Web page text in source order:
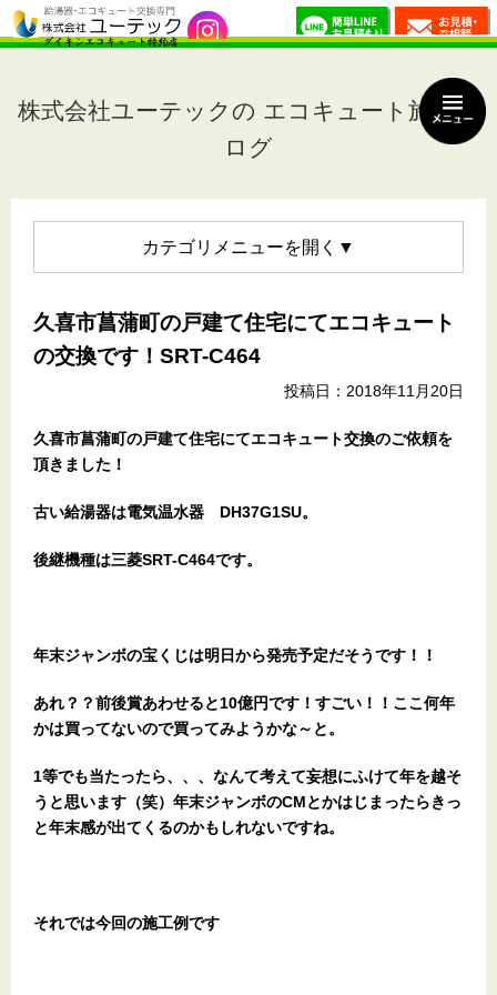
株式会社ユーテックの エコキュート施工ブ
ログ
カテゴリメニュー
久喜市菖蒲町の戸建て住宅にてエコキュート
の交換です！SRT-C464
投稿日：2018年11月20日
久喜市菖蒲町の戸建て住宅にてエコキュート交換のご依頼を
頂きました！
古い給湯器は電気温水器 DH37G1SU。
後継機種は三菱SRT-C464です。
年末ジャンボの宝くじは明日から発売予定だそうです！！
あれ？？前後賞あわせると10億円です！すごい！！ここ何年
かは買ってないので買ってみようかな～と。
1等でも当たったら、、、なんて考えて妄想にふけて年を越そ
うと思います（笑）年末ジャンボのCMとかはじまったらきっ
と年末感が出てくるのかもしれないですね。
それでは今回の施工例です